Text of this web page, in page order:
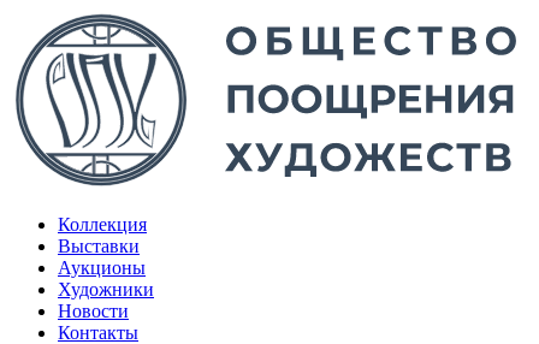
Коллекция
Выставки
Аукционы
Художники
Новости
Контакты